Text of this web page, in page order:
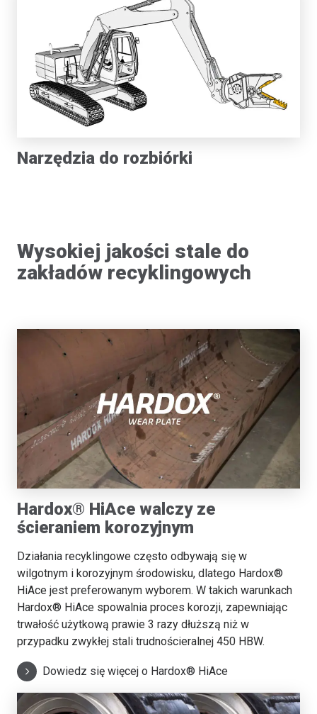
Narzędzia do rozbiórki
Wysokiej jakości stale do
zakładów recyklingowych
Hardox® HiAce walczy ze
ścieraniem korozyjnym
Działania recyklingowe często odbywają się w
wilgotnym i korozyjnym środowisku, dlatego Hardox®
HiAce jest preferowanym wyborem. W takich warunkach
Hardox® HiAce spowalnia proces korozji, zapewniając
trwałość użytkową prawie 3 razy dłuższą niż w
przypadku zwykłej stali trudnościeralnej 450 HBW.
Dowiedz się więcej o Hardox® HiAce